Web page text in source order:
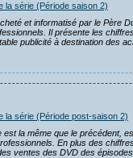
la série (Période saison 2)
et informatisé par le Père
Il présente les
publicité à destination des
la série (Période post-saison 2)
est la même que le précédent,
En plus des
ventes des DVD des